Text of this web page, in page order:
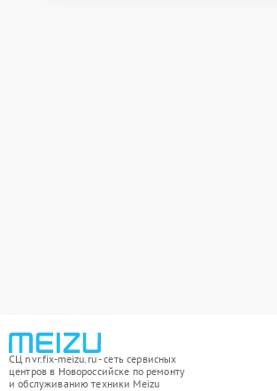
СЦ nvr.fix-meizu.ru - сеть сервисных
центров в Новороссийске по ремонту
и обслуживанию техники Meizu